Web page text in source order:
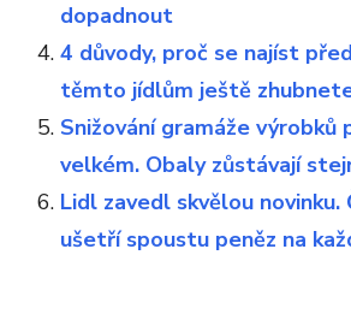
dopadnout
4 důvody, proč se najíst
těmto jídlům ještě
Snižování gramáže výrobků
velkém. Obaly zůstávají
Lidl zavedl skvělou novinku.
ušetří spoustu peněz na